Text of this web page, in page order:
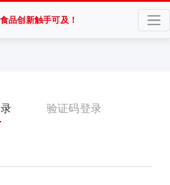
品创新触手可及！
验证码登录